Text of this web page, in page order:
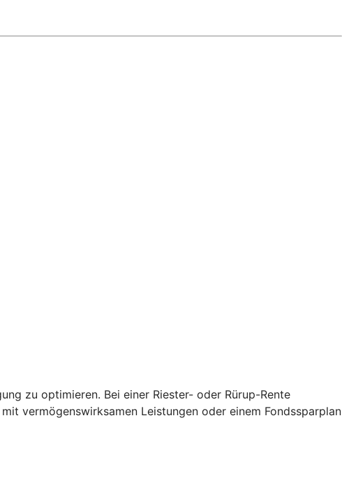
zu optimieren. Bei einer Riester- oder Rürup-Rente
vermögenswirksamen Leistungen oder einem Fondssparplan